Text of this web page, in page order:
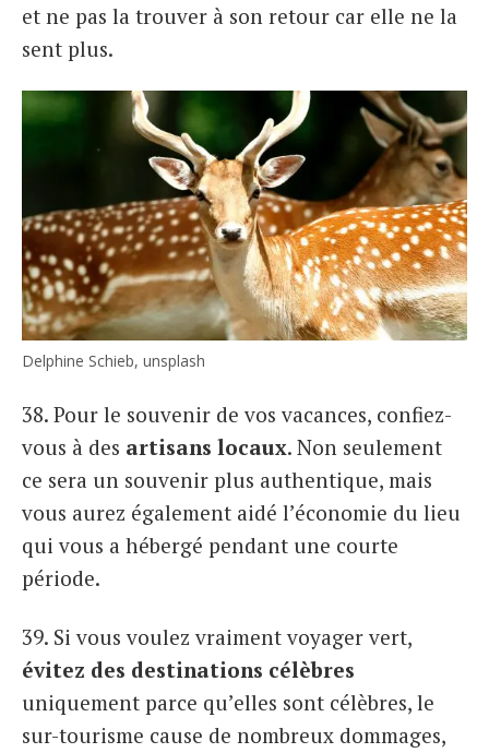
et ne pas la trouver à son retour car elle ne la
sent plus.
Delphine Schieb, unsplash
38. Pour le souvenir de vos vacances, confiez-
vous à des artisans locaux. Non seulement
ce sera un souvenir plus authentique, mais
vous aurez également aidé l’économie du lieu
qui vous a hébergé pendant une courte
période.
39. Si vous voulez vraiment voyager vert,
évitez des destinations célèbres
uniquement parce qu’elles sont célèbres, le
sur-tourisme cause de nombreux dommages,